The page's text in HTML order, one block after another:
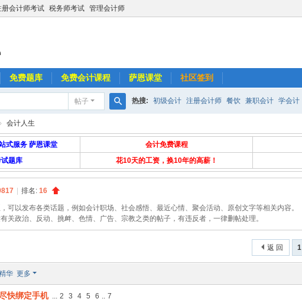
册会计师考试 税务师考试 管理会计师
免费题库 免费会计课程 萨恩课堂 社区签到
帖子
索
热搜: 初级会计 注册会计师 餐饮 兼职会计 学会计
› 会计人生
式服务 萨恩课堂 会计免费课程
题库
花10天的工资，换10年的高薪！
排名: 16
可以发布各类话题，例如会计职场、社会感悟、最近心情、聚会活动、原创文字等相关内容。
关政治、反动、挑衅、色情、广告、宗教之类的帖子，有违反者，一律删帖处理。
1
返 回
华 更多
快绑定手机 ... 2 3 4 5 6 .. 7